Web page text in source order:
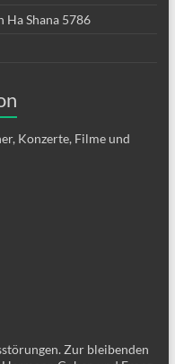
Ha Shana 5786
Konzerte, Filme und
Zur bleibenden